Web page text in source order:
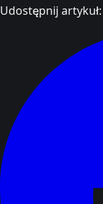
Udostępnij artykuł: